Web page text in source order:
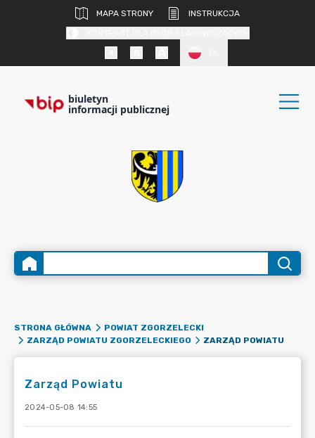
MAPA STRONY
INSTRUKCJA
biuletyn
informacji publicznej
STRONA GŁÓWNA
POWIAT ZGORZELECKI
ZARZĄD POWIATU ZGORZELECKIEGO
ZARZĄD POWIATU
Zarząd Powiatu
2024-05-08 14:55